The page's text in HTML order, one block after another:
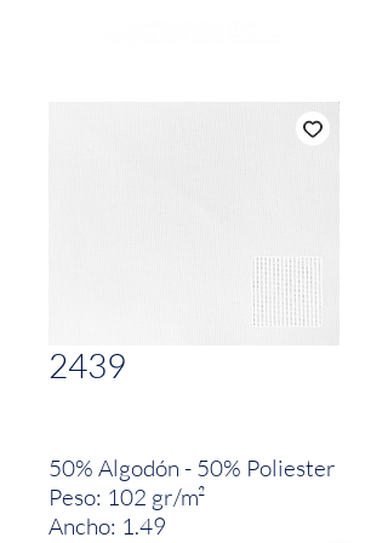
2439
50% Algodón - 50% Poliester
Peso: 102 gr/m²
Ancho: 1.49